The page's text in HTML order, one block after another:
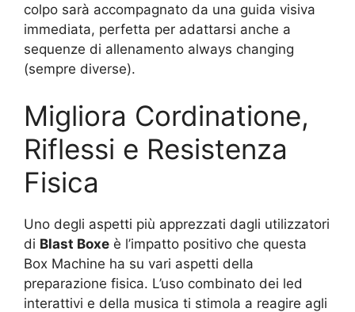
colpo sarà accompagnato da una guida visiva
immediata, perfetta per adattarsi anche a
sequenze di allenamento always changing
(sempre diverse).
Migliora Cordinatione,
Riflessi e Resistenza
Fisica
Uno degli aspetti più apprezzati dagli utilizzatori
di Blast Boxe è l’impatto positivo che questa
Box Machine ha su vari aspetti della
preparazione fisica. L’uso combinato dei led
interattivi e della musica ti stimola a reagire agli